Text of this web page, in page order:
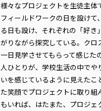
様々なプロジェクトを生徒主体
フィールドワークの日を設けて
る日も設け、それぞれの「好き
がりながら探究している。クロ
一日見学させてもらって感じた
人ひとりが、学校生活の中でや
いを感じているように見えたこ
た笑顔でプロジェクトに取り組
もいれば、はたまた、プロジェ